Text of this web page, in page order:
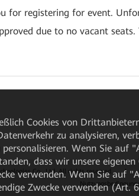
for registering for event.
due to no vacant
Co., Ltd. All rights reserved. |
Cookies von
zu analysieren,
Wenn Sie auf
dass wir unsere eigenen
verwenden. Wenn Sie auf
Zwecke verwenden (Art.